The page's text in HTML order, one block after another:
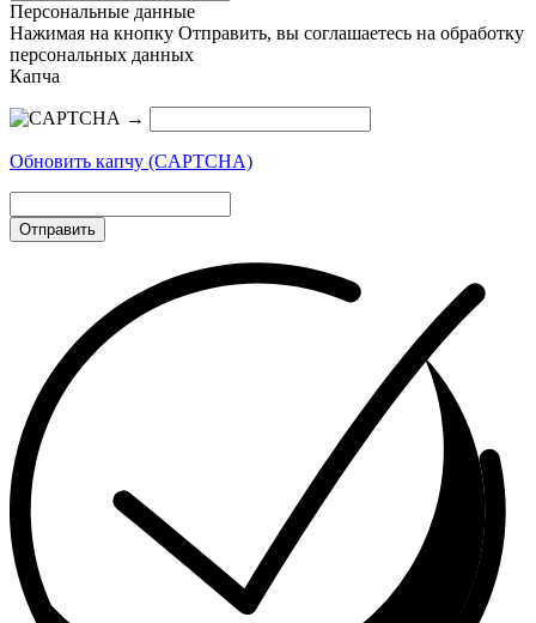
Персональные данные
Нажимая на кнопку Отправить, вы соглашаетесь на обработку
персональных данных
Капча
→
Обновить капчу (CAPTCHA)
Отправить